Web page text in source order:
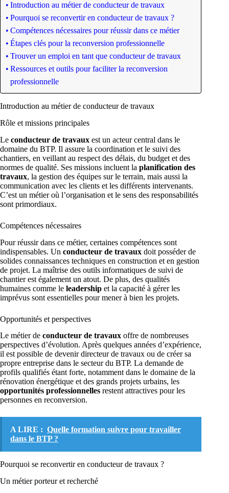
Introduction au métier de conducteur de travaux
Pourquoi se reconvertir en conducteur de travaux ?
Compétences nécessaires pour réussir dans ce métier
Étapes clés pour la reconversion professionnelle
Trouver un emploi en tant que conducteur de travaux
Ressources et outils pour faciliter la reconversion
professionnelle
Introduction au métier de conducteur de travaux
Rôle et missions principales
Le conducteur de travaux est un acteur central dans le
domaine du BTP. Il assure la coordination et le suivi des
chantiers, en veillant au respect des délais, du budget et des
normes de qualité. Ses missions incluent la planification des
travaux, la gestion des équipes sur le terrain, mais aussi la
communication avec les clients et les différents intervenants.
C’est un métier où l’organisation et le sens des responsabilités
sont primordiaux.
Compétences nécessaires
Pour réussir dans ce métier, certaines compétences sont
indispensables. Un conducteur de travaux doit posséder de
solides connaissances techniques en construction et en gestion
de projet. La maîtrise des outils informatiques de suivi de
chantier est également un atout. De plus, des qualités
humaines comme le leadership et la capacité à gérer les
imprévus sont essentielles pour mener à bien les projets.
Opportunités et perspectives
Le métier de conducteur de travaux offre de nombreuses
perspectives d’évolution. Après quelques années d’expérience,
il est possible de devenir directeur de travaux ou de créer sa
propre entreprise dans le secteur du BTP. La demande de
profils qualifiés étant forte, notamment dans le domaine de la
rénovation énergétique et des grands projets urbains, les
opportunités professionnelles restent attractives pour les
personnes en reconversion.
A LIRE : Quelle formation suivre pour travailler
dans le BTP ?
Pourquoi se reconvertir en conducteur de travaux ?
Un métier porteur et recherché